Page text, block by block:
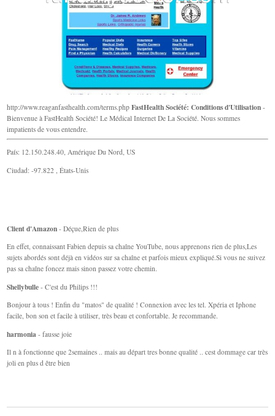
http://www.reaganfasthealth.com/terms.phpFastHealth Société: Conditions d'Utilisation -
Bienvenue à FastHealth Société! Le Médical Internet De La Société. Nous sommes
impatients de vous entendre.
País: 12.150.248.40, Amérique Du Nord, US
Ciudad: -97.822 , États-Unis
Client d'Amazon - Déçue,Rien de plus
En effet, connaissant Fabien depuis sa chaîne YouTube, nous apprenons rien de plus,Les
sujets abordés sont déjà en vidéos sur sa chaîne et parfois mieux expliqué.Si vous ne suivez
pas sa chaîne foncez mais sinon passez votre chemin.
Shellybulle - C'est du Philips !!!
Bonjour à tous ! Enfin du "matos" de qualité ! Connexion avec les tel. Xpéria et Iphone
facile, bon son et facile à utiliser, très beau et confortable. Je recommande.
harmonia - fausse joie
Il n à fonctionne que 2semaines .. mais au départ tres bonne qualité .. cest dommage car très
joli en plus d être bien